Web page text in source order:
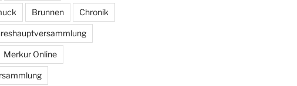
Brunnen Chronik
Merkur Online